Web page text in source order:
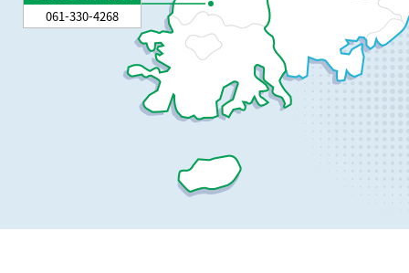
061-330-4268